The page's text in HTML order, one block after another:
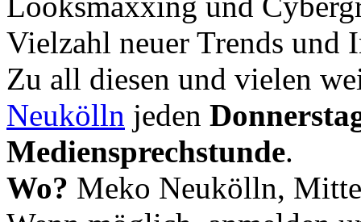
Vielzahl neuer Trends und
Zu all diesen und vielen
Neukölln jeden
Mediensprechstunde.
Wo? Meko Neukölln,